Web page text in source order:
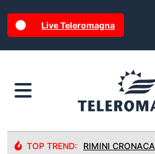
Live Teleromagna
TOP TREND: RIMINI CRONACA